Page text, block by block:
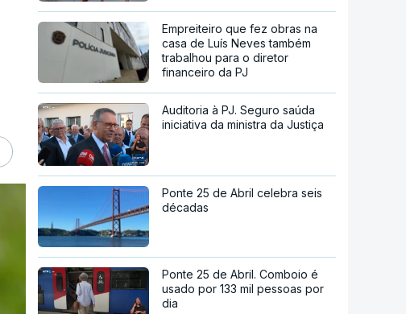
Empreiteiro que fez obras na
casa de Luís Neves também
trabalhou para o diretor
financeiro da PJ
Auditoria à PJ. Seguro saúda
iniciativa da ministra da Justiça
Ponte 25 de Abril celebra seis
décadas
Ponte 25 de Abril. Comboio é
usado por 133 mil pessoas por
dia